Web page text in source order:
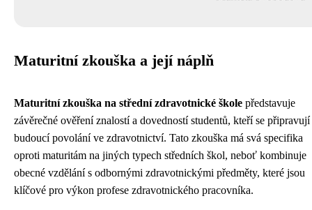
Maturitní zkouška a její náplň
Maturitní zkouška na střední zdravotnické škole představuje
závěrečné ověření znalostí a dovedností studentů, kteří se připravují
budoucí povolání ve zdravotnictví. Tato zkouška má svá specifika
oproti maturitám na jiných typech středních škol, neboť kombinuje
obecné vzdělání s odbornými zdravotnickými předměty, které jsou
klíčové pro výkon profese zdravotnického pracovníka.